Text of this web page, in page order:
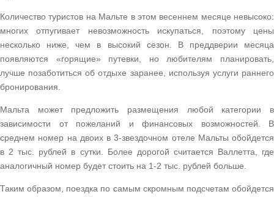
Количество туристов на Мальте в этом весеннем месяце невысоко:
многих отпугивает невозможность искупаться, поэтому цены
несколько ниже, чем в высокий сезон. В преддверии месяца
появляются «горящие» путевки, но любителям планировать,
лучше позаботиться об отдыхе заранее, используя услуги раннего
бронирования.
Мальта может предложить размещения любой категории в
зависимости от пожеланий и финансовых возможностей. В
среднем номер на двоих в 3-звездочном отеле Мальты обойдется
в 2 тыс. рублей в сутки. Более дорогой считается Валлетта, где
аналогичный номер будет стоить на 1-2 тыс. рублей больше.
Таким образом, поездка по самым скромным подсчетам обойдется